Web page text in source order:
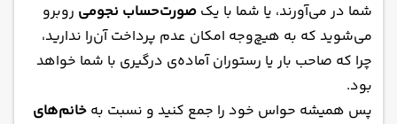
شما در می‌آورند، یا شما با یک صورت‌حساب نجومی روبرو
می‌شوید که به هیچ‌وجه امکان عدم پرداخت آن‌را ندارید،
چرا که صاحب بار یا رستوران آماده‌ی درگیری با شما خواهد
بود.
پس همیشه حواس خود را جمع کنید و نسبت به خانم‌های